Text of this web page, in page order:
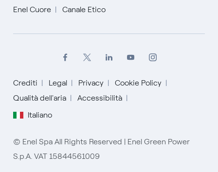
Enel Cuore
Canale Etico
Crediti Legal Privacy
Cookie Policy
Qualità dell'aria
Accessibilità
Italiano
English
Español
Italiano
Portugués (BR)
© Enel Spa All Rights Reserved | Enel Green Power
S.p.A. VAT 15844561009